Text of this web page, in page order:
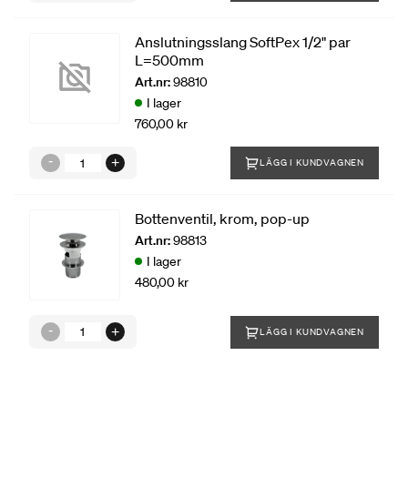
Anslutningsslang SoftPex 1/2" par
L=500mm
Art.nr:98810
I lager
760,00 kr
LÄGG I KUNDVAGNEN
Bottenventil, krom, pop-up
Art.nr:98813
I lager
480,00 kr
LÄGG I KUNDVAGNEN